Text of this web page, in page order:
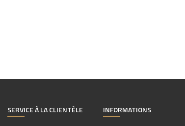
SERVICE À LA CLIENTÈLE INFORMATIONS